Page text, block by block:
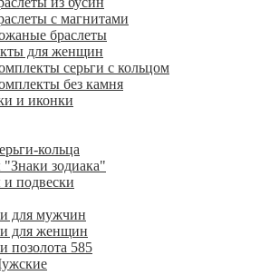
с магнитами
браслеты
для женщин
серьги с кольцом
без камня
и иконки
кольца
зодиака"
подвески
для мужчин
для женщин
позолота 585